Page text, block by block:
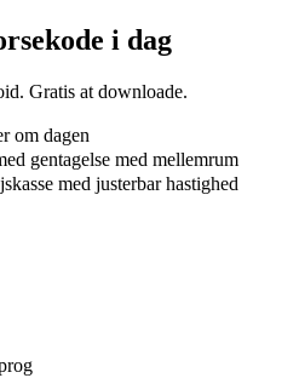
i dag
Gratis at downloade.
om dagen
gentagelse med mellemrum
med justerbar hastighed